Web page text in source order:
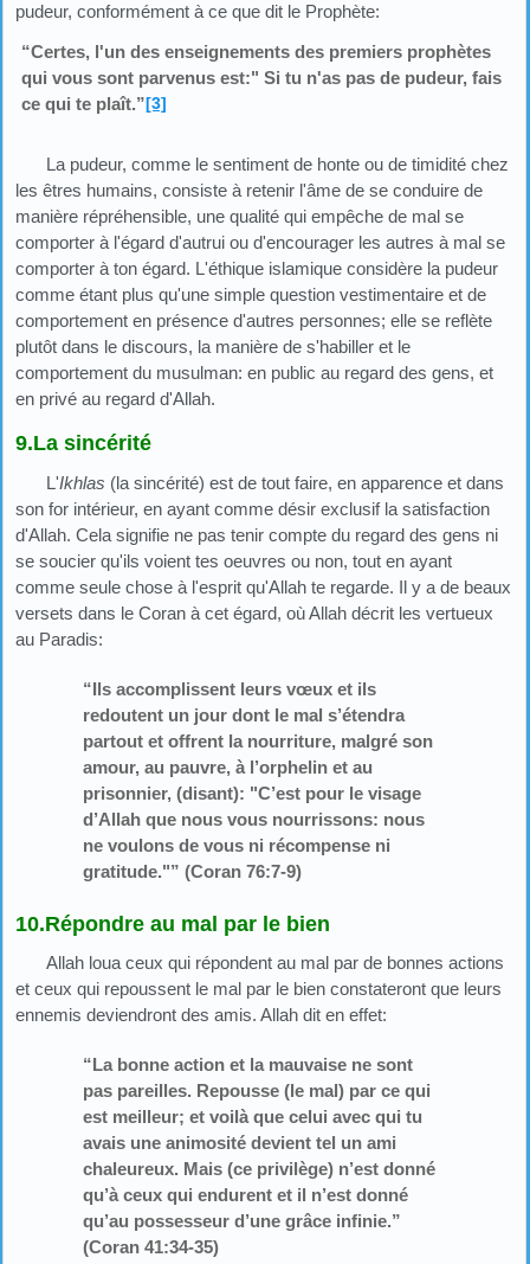
pudeur, conformément à ce que dit le Prophète:
“Certes, l'un des enseignements des premiers prophètes
qui vous sont parvenus est:" Si tu n'as pas de pudeur, fais
ce qui te plaît.”[3]
La pudeur, comme le sentiment de honte ou de timidité chez
les êtres humains, consiste à retenir l'âme de se conduire de
manière répréhensible, une qualité qui empêche de mal se
comporter à l'égard d'autrui ou d'encourager les autres à mal se
comporter à ton égard. L'éthique islamique considère la pudeur
comme étant plus qu'une simple question vestimentaire et de
comportement en présence d'autres personnes; elle se reflète
plutôt dans le discours, la manière de s'habiller et le
comportement du musulman: en public au regard des gens, et
en privé au regard d'Allah.
9.La sincérité
L'Ikhlas (la sincérité) est de tout faire, en apparence et dans
son for intérieur, en ayant comme désir exclusif la satisfaction
d'Allah. Cela signifie ne pas tenir compte du regard des gens ni
se soucier qu'ils voient tes oeuvres ou non, tout en ayant
comme seule chose à l'esprit qu'Allah te regarde. Il y a de beaux
versets dans le Coran à cet égard, où Allah décrit les vertueux
au Paradis:
“Ils accomplissent leurs vœux et ils
redoutent un jour dont le mal s’étendra
partout et offrent la nourriture, malgré son
amour, au pauvre, à l’orphelin et au
prisonnier, (disant): "C’est pour le visage
d’Allah que nous vous nourrissons: nous
ne voulons de vous ni récompense ni
gratitude."” (Coran 76:7-9)
10.Répondre au mal par le bien
Allah loua ceux qui répondent au mal par de bonnes actions
et ceux qui repoussent le mal par le bien constateront que leurs
ennemis deviendront des amis. Allah dit en effet:
“La bonne action et la mauvaise ne sont
pas pareilles. Repousse (le mal) par ce qui
est meilleur; et voilà que celui avec qui tu
avais une animosité devient tel un ami
chaleureux. Mais (ce privilège) n’est donné
qu’à ceux qui endurent et il n’est donné
qu’au possesseur d’une grâce infinie.”
(Coran 41:34-35)